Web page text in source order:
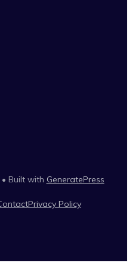
Built with GeneratePress
Privacy Policy